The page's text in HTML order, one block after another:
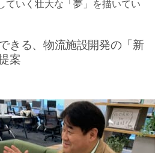
ていく壮大な「夢」を描いてい
きる、物流施設開発の「新
案